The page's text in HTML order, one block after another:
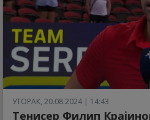
УТОРАК, 20.08.2024 | 14:43
Тенисер Филип